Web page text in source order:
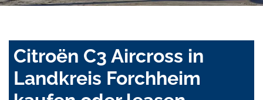
Citroën C3 Aircross in
Landkreis Forchheim